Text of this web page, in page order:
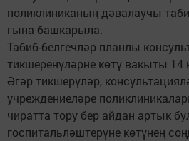
поликлиниканың дәвалаучы
гына башкарыла.
Табиб-белгечләр планлы
тикшеренүләрне көтү вакыты 14
Әгәр тикшерүләр,
учреждениеләре
чиратта тору бер айдан артык
госпитальләштерүне көтүнең